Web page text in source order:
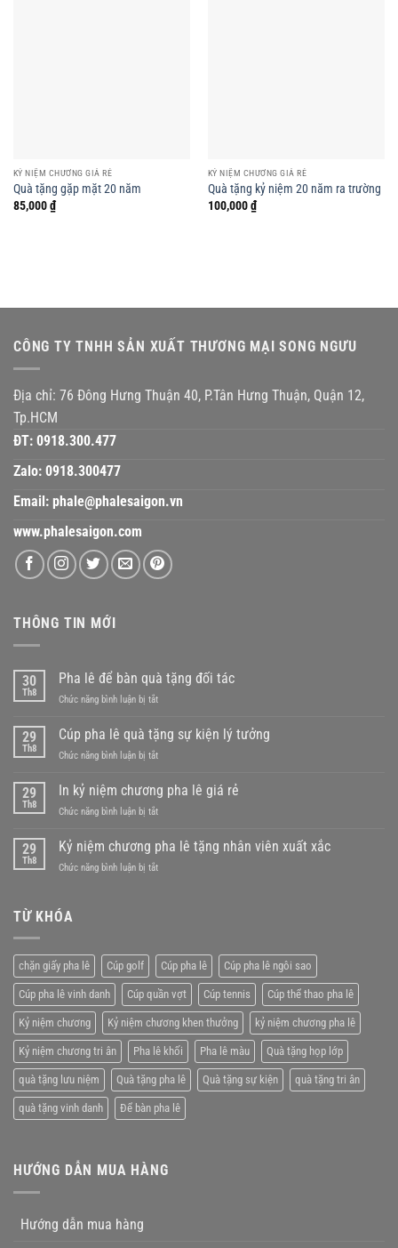
KỶ NIỆM CHƯƠNG GIÁ RẺ
Quà tặng gặp mặt 20 năm
85,000₫
KỶ NIỆM CHƯƠNG GIÁ RẺ
Quà tặng kỷ niệm 20 năm ra trường
100,000₫
CÔNG TY TNHH SẢN XUẤT THƯƠNG MẠI SONG NGƯU
Địa chỉ: 76 Đông Hưng Thuận 40, P.Tân Hưng Thuận, Quận 12,
Tp.HCM
ĐT: 0918.300.477
Zalo: 0918.300477
Email: phale@phalesaigon.vn
www.phalesaigon.com
THÔNG TIN MỚI
30
Th8
Pha lê để bàn quà tặng đối tác
Chức năng bình luận bị tắtở
lê
bàn
tặng
29
Th8
Cúp pha lê quà tặng sự kiện lý tưởng
Chức năng bình luận bị tắtở
pha
lê
quà
sự
29
Th8
In kỷ niệm chương pha lê giá rẻ
Chức năng bình luận bị tắtở
kỷ
chương
29
Th8
Kỷ niệm chương pha lê tặng nhân viên xuất xắc
Chức năng bình luận bị tắtở
tặng
nhân
viên
xuất
xắc
TỪ KHÓA
chặn giấy pha lê Cúp golf Cúp pha lê Cúp pha lê ngôi sao
Cúp pha lê vinh danh Cúp quần vợt Cúp tennis Cúp thể thao pha lê
Kỷ niệm chương Kỷ niệm chương khen thưởng kỷ niệm chương pha lê
Kỷ niệm chương tri ân Pha lê khối Pha lê màu Quà tặng họp lớp
quà tặng lưu niệm Quà tặng pha lê Quà tặng sự kiện quà tặng tri ân
quà tặng vinh danh Để bàn pha lê
HƯỚNG DẪN MUA HÀNG
Hướng dẫn mua hàng